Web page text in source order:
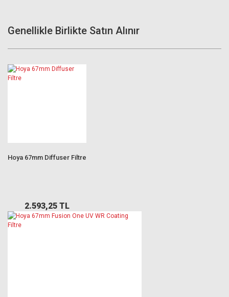
Genellikle Birlikte Satın Alınır
Hoya 67mm Diffuser Filtre
2.593,25 TL